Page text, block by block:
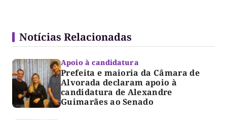
Notícias Relacionadas
Apoio à candidatura
Prefeita e maioria da Câmara de
Alvorada declaram apoio à
candidatura de Alexandre
Guimarães ao Senado